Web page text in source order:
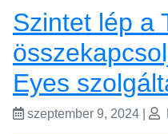
Szintet lép a
Eyes
szeptember 9, 2024